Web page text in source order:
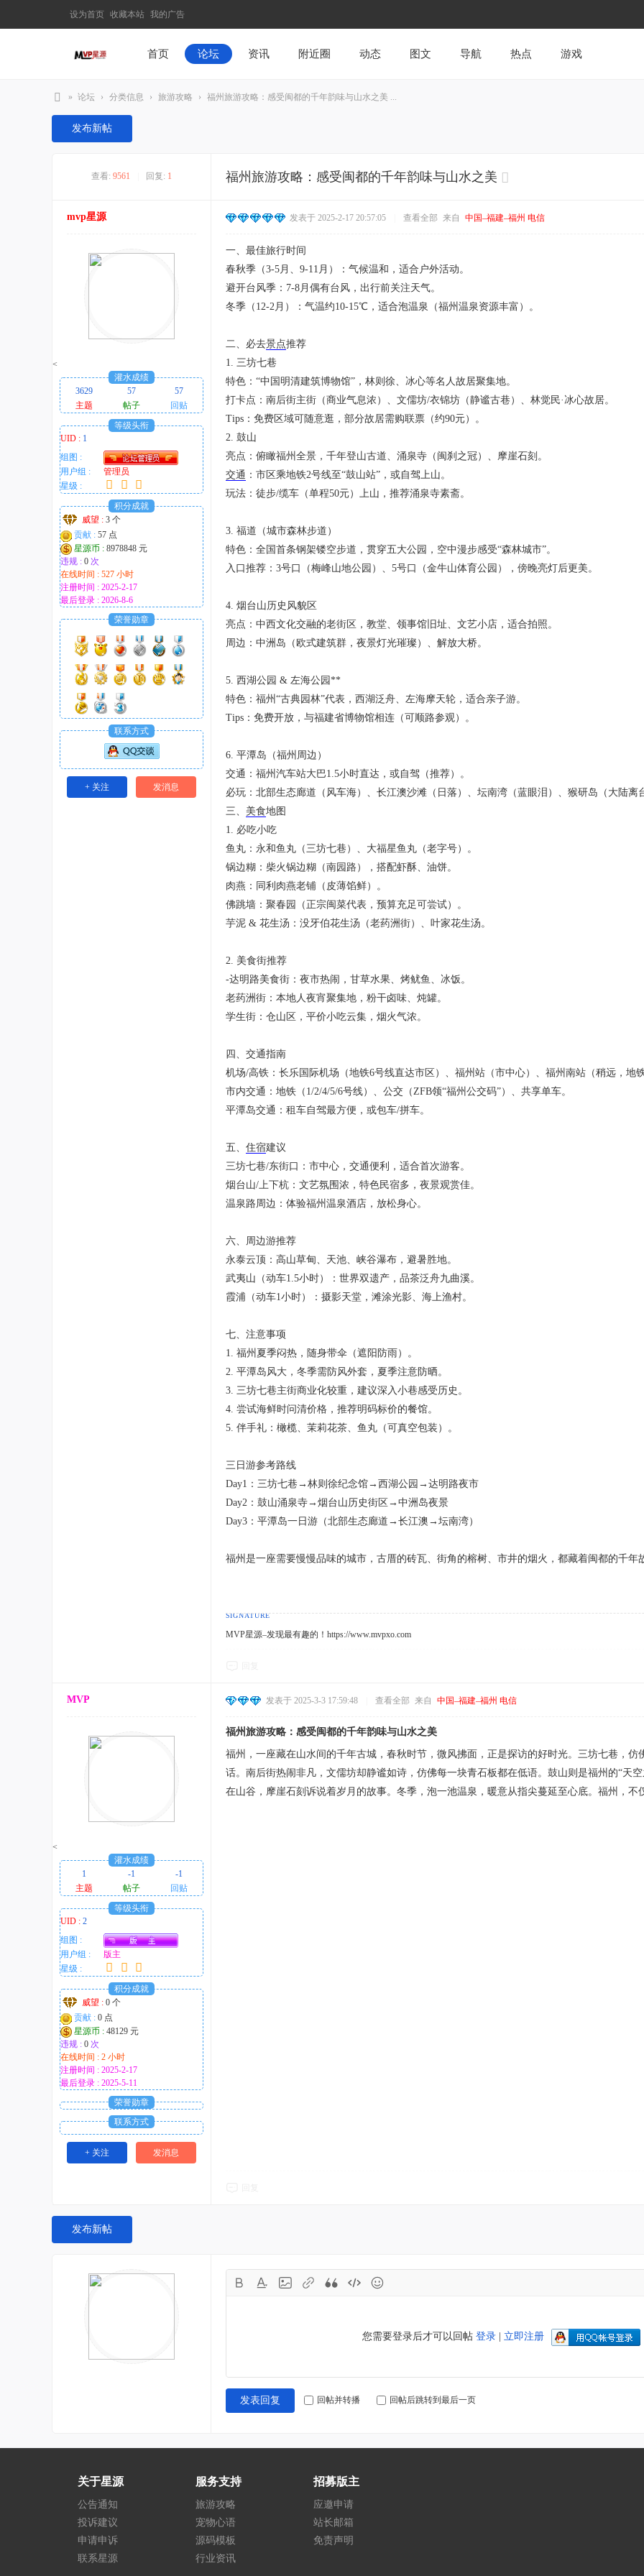
设为首页 收藏本站 我的广告
首页 论坛 资讯 附近圈 动态 图文 导航 热点 游戏
M
V
！
» 论坛 › 分类信息 › 旅游攻略 › 福州旅游攻略：感受闽都的千年韵味与山水之美 ...
发布新帖
查看: 9561 回复: 1 福州旅游攻略：感受闽都的千年韵味与山水之美
mvp星源
<
灌水成绩
3629
57
57
主题
帖子
回贴
等级头衔
UID : 1
组图 :
用户组 :
管理员
星级 :
积分成就
威望 : 3 个
贡献 : 57 点
星源币 : 8978848 元
违规 : 0 次
在线时间 : 527 小时
注册时间 : 2025-2-17
最后登录 : 2026-8-6
荣誉勋章
联系方式
+ 关注 发消息
发表于 2025-2-17 20:57:05 查看全部 来自 中国–福建–福州 电信
一、最佳旅行时间
春秋季（3-5月、9-11月）：气候温和，适合户外活动。
避开台风季：7-8月偶有台风，出行前关注天气。
冬季（12-2月）：气温约10-15℃，适合泡温泉（福州温泉资源丰富）。
二、必去景点推荐
1. 三坊七巷
特色：“中国明清建筑博物馆”，林则徐、冰心等名人故居聚集地。
打卡点：南后街主街（商业气息浓）、文儒坊/衣锦坊（静谧古巷）、林觉民·冰心故居。
Tips：免费区域可随意逛，部分故居需购联票（约90元）。
2. 鼓山
亮点：俯瞰福州全景，千年登山古道、涌泉寺（闽刹之冠）、摩崖石刻。
交通 ：市区乘地铁2号线至“鼓山站”，或自驾上山。
玩法：徒步/缆车（单程50元）上山，推荐涌泉寺素斋。
3. 福道（城市森林步道）
特色：全国首条钢架镂空步道，贯穿五大公园，空中漫步感受“森林城市”。
入口推荐：3号口（梅峰山地公园）、5号口（金牛山体育公园），傍晚亮灯后更美。
4. 烟台山历史风貌区
亮点：中西文化交融的老街区，教堂、领事馆旧址、文艺小店，适合拍照。
周边：中洲岛（欧式建筑群，夜景灯光璀璨）、解放大桥。
5. 西湖公园 & 左海公园**
特色：福州“古典园林”代表，西湖泛舟、左海摩天轮，适合亲子游。
Tips：免费开放，与福建省博物馆相连（可顺路参观）。
6. 平潭岛（福州周边）
交通：福州汽车站大巴1.5小时直达，或自驾（推荐）。
必玩：北部生态廊道（风车海）、长江澳沙滩（日落）、坛南湾（蓝眼泪）、猴研岛（大陆
三、 美食地图
1. 必吃小吃
鱼丸：永和鱼丸（三坊七巷）、大福星鱼丸（老字号）。
锅边糊：柴火锅边糊（南园路），搭配虾酥、油饼。
肉燕：同利肉燕老铺（皮薄馅鲜）。
佛跳墙：聚春园（正宗闽菜代表，预算充足可尝试）。
芋泥 & 花生汤：没牙伯花生汤（老药洲街）、叶家花生汤。
2. 美食街推荐
-达明路美食街：夜市热闹，甘草水果、烤鱿鱼、冰饭。
老药洲街：本地人夜宵聚集地，粉干卤味、炖罐。
学生街：仓山区，平价小吃云集，烟火气浓。
四、交通指南
机场/高铁：长乐国际机场（地铁6号线直达市区）、福州站（市中心）、福州南站（稍远，地
市内交通：地铁（1/2/4/5/6号线）、公交（ZFB领“福州公交码”）、共享单车。
平潭岛交通：租车自驾最方便，或包车/拼车。
五、 住宿建议
三坊七巷/东街口：市中心，交通便利，适合首次游客。
烟台山/上下杭：文艺氛围浓，特色民宿多，夜景观赏佳。
温泉路周边：体验福州温泉酒店，放松身心。
六、周边游推荐
永泰云顶：高山草甸、天池、峡谷瀑布，避暑胜地。
武夷山（动车1.5小时）：世界双遗产，品茶泛舟九曲溪。
霞浦（动车1小时）：摄影天堂，滩涂光影、海上渔村。
七、注意事项
1. 福州夏季闷热，随身带伞（遮阳防雨）。
2. 平潭岛风大，冬季需防风外套，夏季注意防晒。
3. 三坊七巷主街商业化较重，建议深入小巷感受历史。
4. 尝试海鲜时问清价格，推荐明码标价的餐馆。
5. 伴手礼：橄榄、茉莉花茶、鱼丸（可真空包装）。
三日游参考路线
Day1：三坊七巷→林则徐纪念馆→西湖公园→达明路夜市
Day2：鼓山涌泉寺→烟台山历史街区→中洲岛夜景
Day3：平潭岛一日游（北部生态廊道→长江澳→坛南湾）
福州是一座需要慢慢品味的城市，古厝的砖瓦、街角的榕树、市井的烟火，都藏着闽都的千年
MVP星源–发现最有趣的！https://www.mvpxo.com
MVP
<
灌水成绩
1
-1
-1
主题
帖子
回贴
等级头衔
UID : 2
组图 :
用户组 :
版主
星级 :
积分成就
威望 : 0 个
贡献 : 0 点
星源币 : 48129 元
违规 : 0 次
在线时间 : 2 小时
注册时间 : 2025-2-17
最后登录 : 2025-5-11
荣誉勋章
联系方式
+ 关注 发消息
发表于 2025-3-3 17:59:48 查看全部 来自 中国–福建–福州 电信
福州旅游攻略：感受闽都的千年韵味与山水之美
福州，一座藏在山水间的千年古城，春秋时节，微风拂面，正是探访的好时光。三坊七巷，
话。南后街热闹非凡，文儒坊却静谧如诗，仿佛每一块青石板都在低语。鼓山则是福州的“天
在山谷，摩崖石刻诉说着岁月的故事。冬季，泡一池温泉，暖意从指尖蔓延至心底。福州，不
发布新帖
您需要登录后才可以回帖 登录 立即注册
发表回复 回帖并转播 回帖后跳转到最后一页
关于星源
公告通知
投诉建议
申请申诉
联系星源
服务支持
旅游攻略
宠物心语
源码模板
行业资讯
招募版主
应邀申请
站长邮箱
免责声明